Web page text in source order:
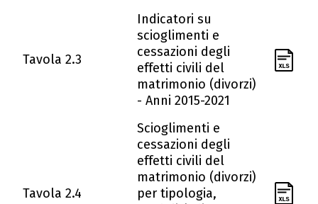
Tavola 2.3
Indicatori su
scioglimenti e
cessazioni degli
effetti civili del
matrimonio (divorzi)
- Anni 2015-2021
Tavola 2.4
Scioglimenti e
cessazioni degli
effetti civili del
matrimonio (divorzi)
per tipologia,